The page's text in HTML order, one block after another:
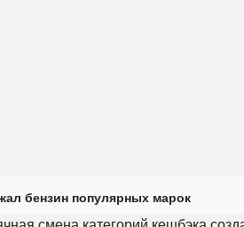
бензин популярных марок